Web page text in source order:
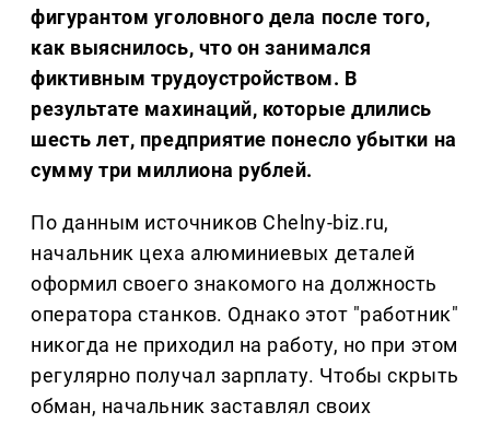
фигурантом уголовного дела после того,
как выяснилось, что он занимался
фиктивным трудоустройством. В
результате махинаций, которые длились
шесть лет, предприятие понесло убытки на
сумму три миллиона рублей.
По данным источников Chelny-biz.ru,
начальник цеха алюминиевых деталей
оформил своего знакомого на должность
оператора станков. Однако этот "работник"
никогда не приходил на работу, но при этом
регулярно получал зарплату. Чтобы скрыть
обман, начальник заставлял своих